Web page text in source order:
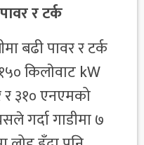
र टर्क
बढी पावर र टर्क
किलाेवाट kW
र ३१० एनएमको
गर्दा गाडीमा ७